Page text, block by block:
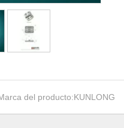
del producto:KUNLONG